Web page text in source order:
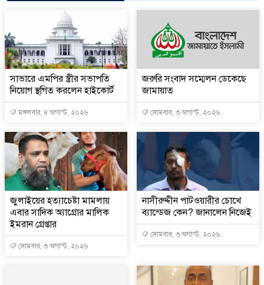
সাভারে এমপির স্ত্রীর সভাপতি
নিয়োগ স্থগিত করলেন হাইকোর্ট
মঙ্গলবার, ৪ অগাস্ট, ২০২৬
জরুরি সংবাদ সম্মেলন ডেকেছে
জামায়াত
সোমবার, ৩ অগাস্ট, ২০২৬
জুলাইয়ের হত্যাচেষ্টা মামলায়
এবার সাদিক অ্যাগ্রোর মালিক
ইমরান গ্রেপ্তার
সোমবার, ৩ অগাস্ট, ২০২৬
নাসীরুদ্দীন পাটওয়ারীর চোখে
ব্যান্ডেজ কেন? জানালেন নিজেই
সোমবার, ৩ অগাস্ট, ২০২৬